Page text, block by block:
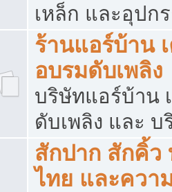
เหล็ก และอุปก
ร้านแอร์บ้าน
อบรมดับเพลิง
บริษัทแอร์บ้าน
ดับเพลิง และ
สักปาก สักคิ้
ไทย และควา